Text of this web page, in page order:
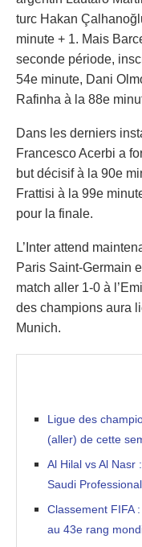
turc Hakan
minute + 1. Mais
seconde période,
54e minute, Dani
Rafinha à la 88e
Dans les derniers
Francesco Acerbi a
but décisif à la 90e
Frattisi à la 99e
pour la finale.
L’Inter attend
Paris Saint-Germain
match aller 1-0 à
des champions aura
Munich.
Ligue des
(aller) de cette
Al Hilal vs Al Nasr
Saudi
Classement FIFA
au 43e rang